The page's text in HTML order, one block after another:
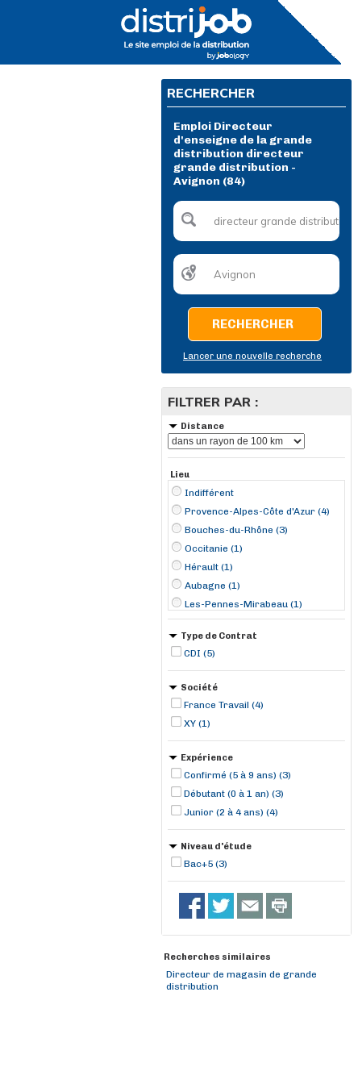
RECHERCHER
Emploi Directeur
d'enseigne de la grande
distribution directeur
grande distribution -
Avignon (84)
RECHERCHER
Lancer une nouvelle recherche
FILTRER PAR :
Distance
Lieu
Indifférent
Provence-Alpes-Côte d'Azur (4)
Bouches-du-Rhône (3)
Occitanie (1)
Hérault (1)
Aubagne (1)
Les-Pennes-Mirabeau (1)
Marignane (1)
Saint-Jean-de-Védas (1)
Type de Contrat
CDI (5)
Société
France Travail (4)
XY (1)
Expérience
Confirmé (5 à 9 ans) (3)
Débutant (0 à 1 an) (3)
Junior (2 à 4 ans) (4)
Niveau d'étude
Bac+5 (3)
Recherches similaires
Directeur de magasin de grande
distribution